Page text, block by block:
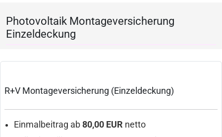
Photovoltaik Montageversicherung
Einzeldeckung
R+V Montageversicherung (Einzeldeckung)
Einmalbeitrag ab80,00 EUR netto